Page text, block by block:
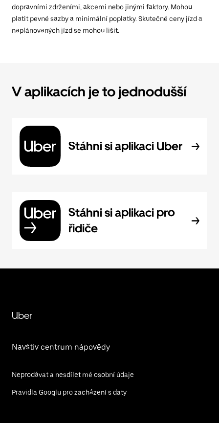
dopravními zdrženími, akcemi nebo jinými faktory. Mohou
platit pevné sazby a minimální poplatky. Skutečné ceny jízd a
naplánovaných jízd se mohou lišit.
V aplikacích je to jednodušší
Stáhni si aplikaci Uber
Stáhni si aplikaci pro
řidiče
Uber
Navštiv centrum nápovědy
Neprodávat a nesdílet mé osobní údaje
Pravidla Googlu pro zacházení s daty